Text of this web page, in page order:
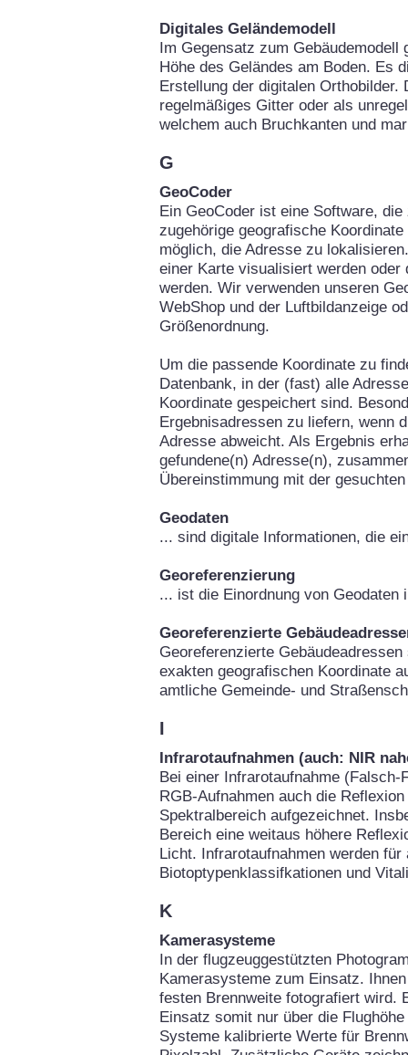
Digitales Geländemodell
Im Gegensatz zum
Höhe des Geländes am Boden. Es
Erstellung der digitalen
regelmäßiges Gitter oder als
welchem auch Bruchkanten und
G
GeoCoder
Ein GeoCoder ist eine Software,
zugehörige geografische
möglich, die Adresse zu
einer Karte visualisiert werden
werden. Wir verwenden unseren
WebShop und der Luftbildanzeige
Größenordnung.
Um die passende Koordinate zu
Datenbank, in der (fast) alle
Koordinate gespeichert sind.
Ergebnisadressen zu liefern, wenn
Adresse abweicht. Als Ergebnis
gefundene(n) Adresse(n),
Übereinstimmung mit der
Geodaten
... sind digitale Informationen, die
Georeferenzierung
... ist die Einordnung von
Georeferenzierte
Georeferenzierte
exakten geografischen Koordinate
amtliche Gemeinde- und
I
Infrarotaufnahmen (auch: NIR
Bei einer Infrarotaufnahme
RGB-Aufnahmen auch die
Spektralbereich aufgezeichnet.
Bereich eine weitaus höhere
Licht. Infrarotaufnahmen werden
Biotoptypenklassifkationen und
K
Kamerasysteme
In der flugzeuggestützten
Kamerasysteme zum Einsatz.
festen Brennweite fotografiert wird.
Einsatz somit nur über die
Systeme kalibrierte Werte für